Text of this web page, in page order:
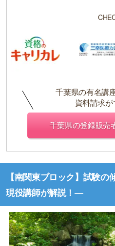
千葉県の有名講
資料請求
千葉県の登録販売
【南関東ブロック】試験
現役講師が解説！―